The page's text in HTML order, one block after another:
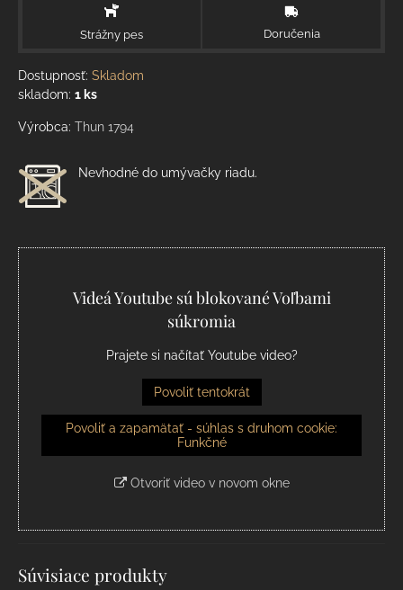
Strážny pes Doručenia
Dostupnosť: Skladom
skladom: 1 ks
Výrobca: Thun 1794
Nevhodné do umývačky riadu.
Videá Youtube sú blokované Voľbami
súkromia
Prajete si načítať Youtube video?
Povoliť tentokrát
Povoliť a zapamätať - súhlas s druhom cookie:
Funkčné
Otvoriť video v novom okne
Súvisiace produkty